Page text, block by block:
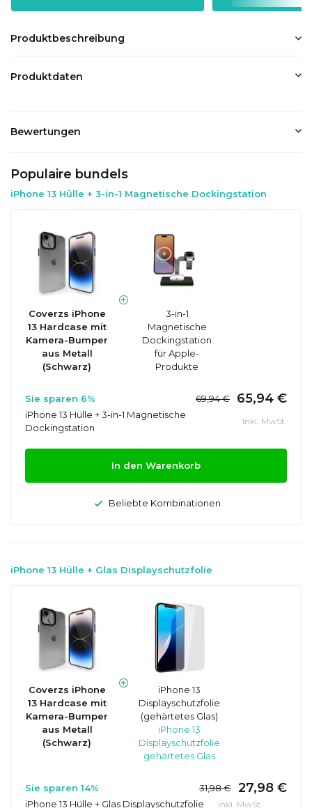
Produktbeschreibung
Produktdaten
Bewertungen
Populaire bundels
iPhone 13 Hülle + 3-in-1 Magnetische Dockingstation
Coverzs iPhone
13 Hardcase mit
Kamera-Bumper
aus Metall
(Schwarz)
3-in-1
Magnetische
Dockingstation
für Apple-
Produkte
Sie sparen 6% 69,94 € 65,94 €
iPhone 13 Hülle + 3-in-1 Magnetische
Dockingstation
Inkl. MwSt.
In den Warenkorb
Beliebte Kombinationen
iPhone 13 Hülle + Glas Displayschutzfolie
Coverzs iPhone
13 Hardcase mit
Kamera-Bumper
aus Metall
(Schwarz)
iPhone 13
Displayschutzfolie
(gehärtetes Glas)
iPhone 13
Displayschutzfolie
gehärtetes Glas
Sie sparen 14% 31,98 € 27,98 €
iPhone 13 Hülle + Glas Displayschutzfolie Inkl. MwSt.